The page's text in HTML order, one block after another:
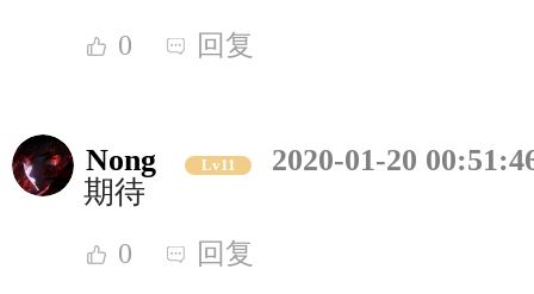
0 回复
Nong Lv11
2020-01-20
期待
0 回复